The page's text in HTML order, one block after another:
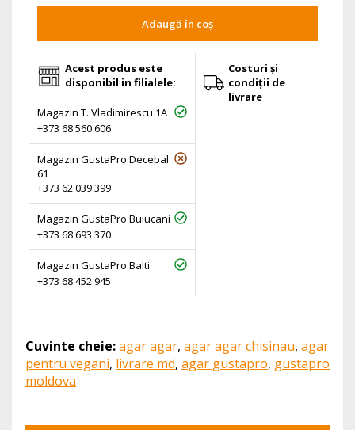
Adaugă în coș
Acest produs este
disponibil in filialele:
Magazin T. Vladimirescu 1A
+373 68 560 606
Magazin GustaPro Decebal
61
+373 62 039 399
Magazin GustaPro Buiucani
+373 68 693 370
Magazin GustaPro Balti
+373 68 452 945
Costuri și
condiții de
livrare
Cuvinte cheie:agar agar, agar agar chisinau, agar
pentru vegani, livrare md, agar gustapro, gustapro
moldova